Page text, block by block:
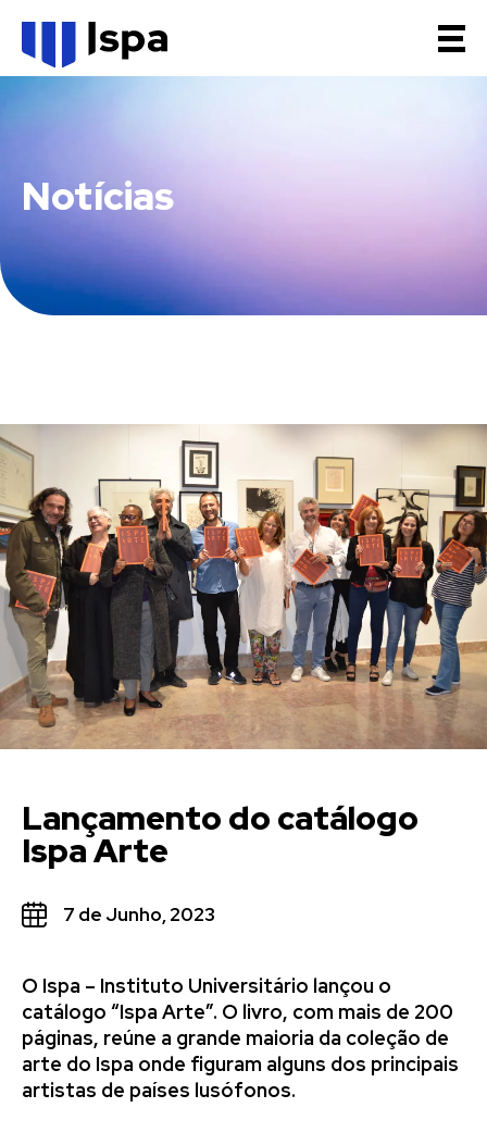
Notícias
Lançamento do catálogo
Ispa Arte
7 de Junho, 2023
O Ispa – Instituto Universitário lançou o
catálogo “Ispa Arte”. O livro, com mais de 200
páginas, reúne a grande maioria da coleção de
arte do Ispa onde figuram alguns dos principais
artistas de países lusófonos.